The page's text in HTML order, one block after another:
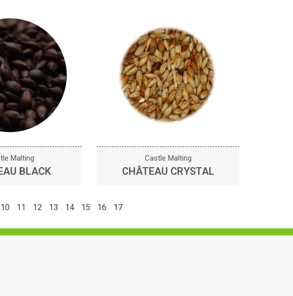
Malting
BLACK
Castle Malting
CHÂTEAU CRYSTAL
10 11 12 13 14 15 16 17